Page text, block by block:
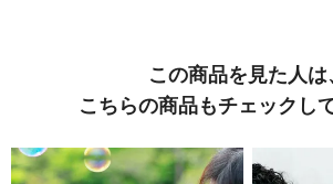
この商品を見た人は
こちらの商品もチェックし